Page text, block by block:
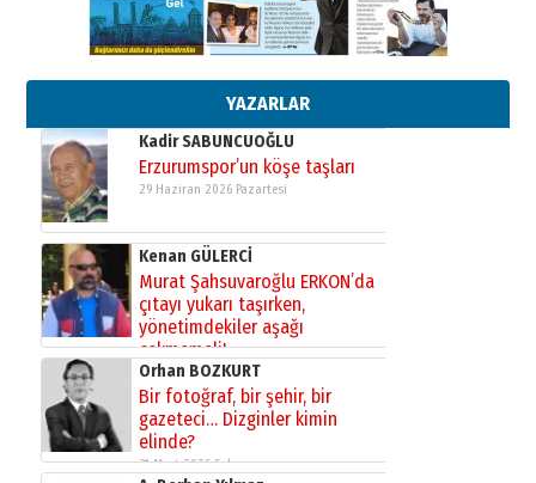
YAZARLAR
Esat BİNDESEN
Başkan Sekmen’den Erzurum’a
bir vizyon proje daha!
02 Ağustos 2026 Pazar
Kadir SABUNCUOĞLU
Erzurumspor’un köşe taşları
29 Haziran 2026 Pazartesi
Kenan GÜLERCİ
Murat Şahsuvaroğlu ERKON’da
çıtayı yukarı taşırken,
yönetimdekiler aşağı
çekmemeli!
17 Şubat 2026 SalıOrhan BOZKURT
Bir fotoğraf, bir şehir, bir
gazeteci… Dizginler kimin
elinde?
31 Mart 2026 Salı